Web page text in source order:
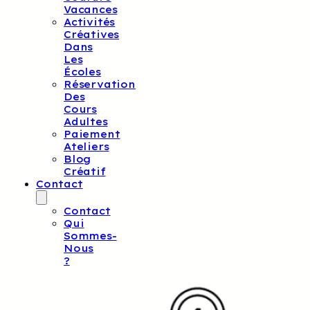
Vacances
Activités
Créatives
Dans
Les
Écoles
Réservation
Des
Cours
Adultes
Paiement
Ateliers
Blog
Créatif
Contact
Contact
Qui
Sommes-
Nous
?